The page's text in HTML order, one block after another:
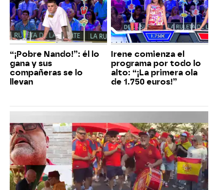
“¡Pobre Nando!”: él lo
gana y sus
compañeras se lo
llevan
Irene comienza el
programa por todo lo
alto: “¡La primera ola
de 1.750 euros!”